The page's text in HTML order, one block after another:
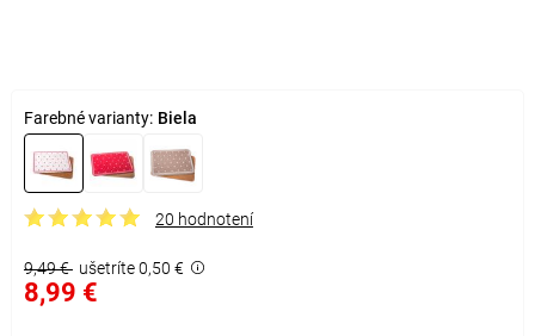
Farebné varianty: Biela
20 hodnotení
9,49 € ušetríte 0,50 €
8,99 €